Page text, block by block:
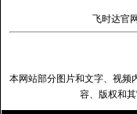
飞时达官网
本网站部分图片和文字、视频
容、版权和